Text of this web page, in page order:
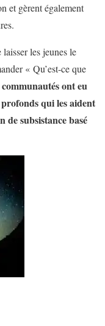
et gèrent également
les jeunes le
« Qu’est-ce que
ont eu
qui les aident
subsistance basé